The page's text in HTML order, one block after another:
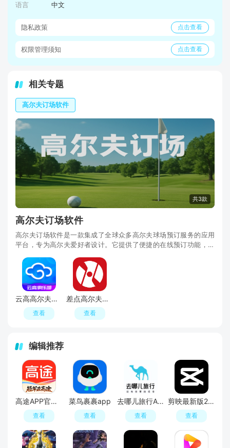
语言 中文
隐私政策 点击查看
权限管理须知 点击查看
相关专题
高尔夫订场软件
共3款
高尔夫订场软件
高尔夫订场软件是一款集成了全球众多高尔夫球场预订服务的应用
平台，专为高尔夫爱好者设计。它提供了便捷的在线预订功能，用
云高高尔夫订场app2024手机版
查看
差点高尔夫差点系统app官方版(中高协差点系统app)
查看
编辑推荐
高途APP官方正版
查看
菜鸟裹裹app
查看
去哪儿旅行APP官方免费版
查看
剪映最新版2026手机版
查看